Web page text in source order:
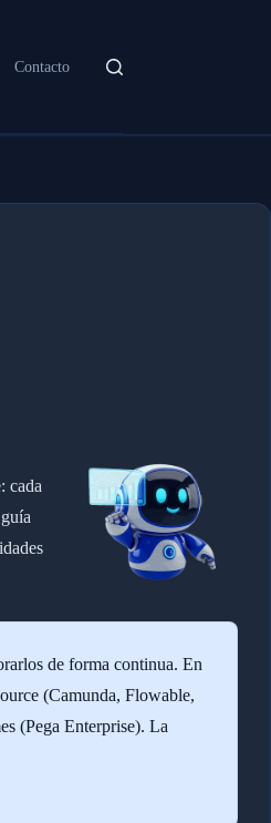
Contacto
cada
de forma continua. En
(Camunda, Flowable,
(Pega Enterprise). La